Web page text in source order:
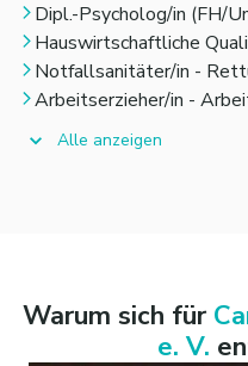
Dipl.-Psycholog/in (FH/
Hauswirtschaftliche
Notfallsanitäter/in -
Arbeitserzieher/in -
Alle anzeigen
Warum sich für
e. V.